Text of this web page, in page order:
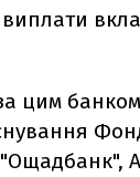
виплати
цим